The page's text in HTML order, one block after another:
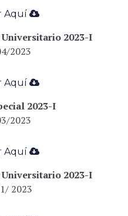
Aquí
2023-I
2023
Aquí
2023-I
2023
Aquí
2023-I
2023